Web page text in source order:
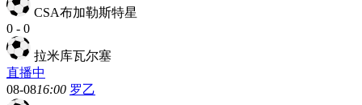
CSA布加勒斯特星
0 - 0
拉米库瓦尔塞
直播中
08-0816:00 罗乙